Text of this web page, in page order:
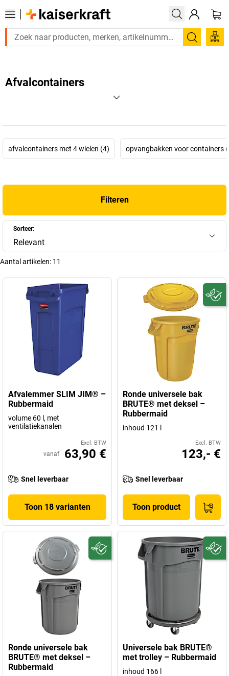
Zoeken
Afvalcontainers
afvalcontainers met 4 wielen (4) opvangbakken voor containers
Filteren
Sorteer:
Relevant
Aantal artikelen: 11
Afvalemmer SLIM JIM® –
Rubbermaid
volume 60 l, met
ventilatiekanalen
Excl. BTW
vanaf 63,90 €
Snel leverbaar
Toon 18 varianten
Ronde universele bak
BRUTE® met deksel –
Rubbermaid
inhoud 121 l
Excl. BTW
123,- €
Snel leverbaar
Toon product
Ronde universele bak
BRUTE® met deksel –
Rubbermaid
Universele bak BRUTE®
met trolley – Rubbermaid
inhoud 166 l